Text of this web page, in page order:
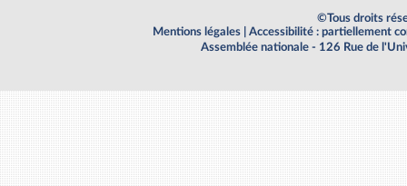
©Tous droits
Mentions légales
Accessibilité : partiellement
Assemblée nationale - 126 Rue de